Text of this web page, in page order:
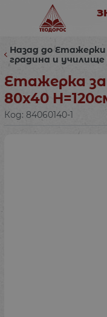
Назад до
градина и училище
Етажерка за
80х40
Код: 84060140-1